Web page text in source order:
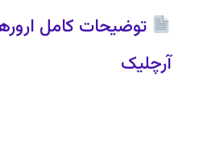
توضیحات کامل
آرچلیک